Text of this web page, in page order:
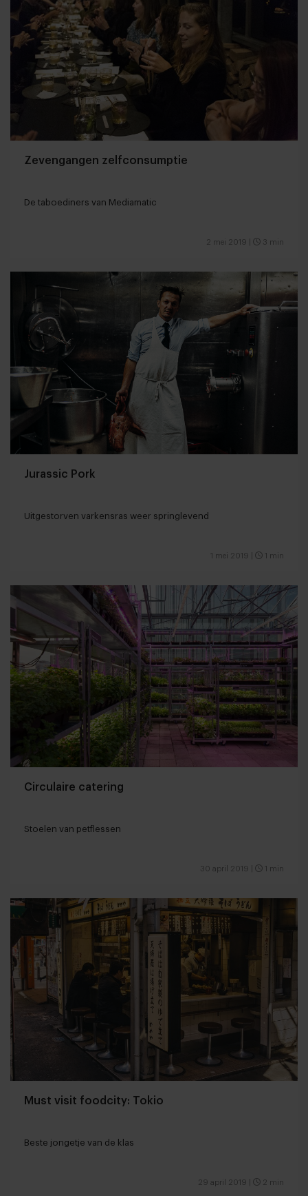
Zevengangen zelfconsumptie
De taboediners van Mediamatic
2 mei 2019 3 min
Jurassic Pork
Uitgestorven varkensras weer springlevend
1 mei 2019 1 min
Circulaire catering
Stoelen van petflessen
30 april 2019 1 min
Must visit foodcity: Tokio
Beste jongetje van de klas
29 april 2019 2 min